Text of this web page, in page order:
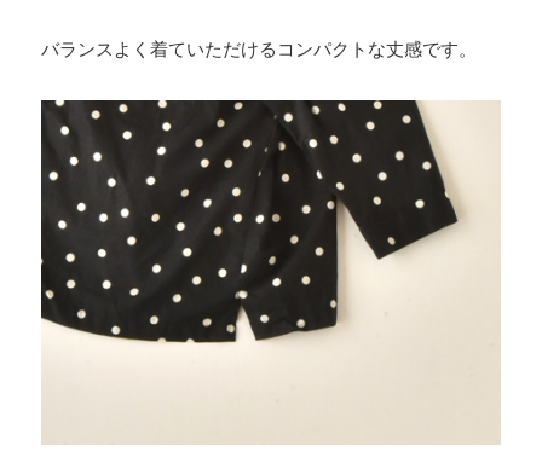
バランスよく着ていただけるコンパクトな丈感です。